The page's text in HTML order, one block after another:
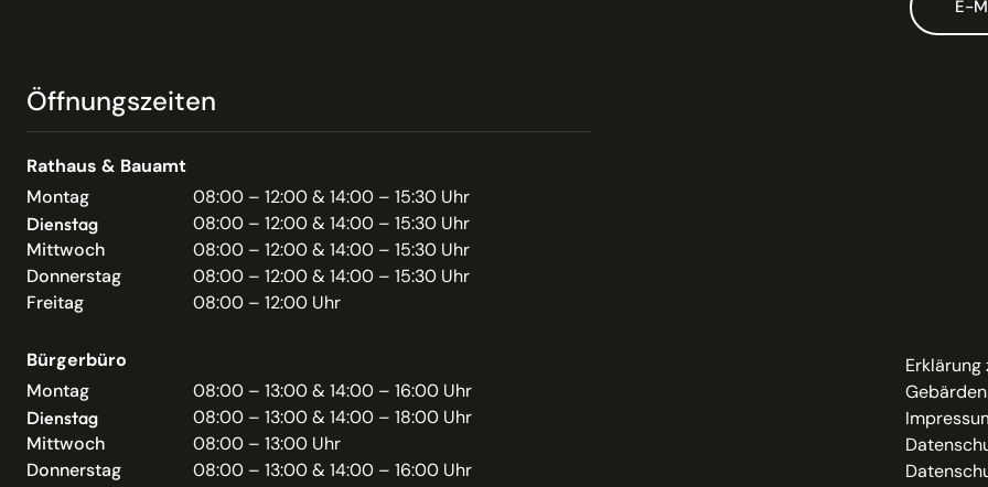
E-
Öffnungszeiten
Rathaus & Bauamt
Montag
08:00 – 12:00 & 14:00 – 15:30 Uhr
Dienstag
08:00 – 12:00 & 14:00 – 15:30 Uhr
Mittwoch
08:00 – 12:00 & 14:00 – 15:30 Uhr
Donnerstag
08:00 – 12:00 & 14:00 – 15:30 Uhr
Freitag
08:00 – 12:00 Uhr
Bürgerbüro
Montag
08:00 – 13:00 & 14:00 – 16:00 Uhr
Dienstag
08:00 – 13:00 & 14:00 – 18:00 Uhr
Mittwoch
08:00 – 13:00 Uhr
Donnerstag
08:00 – 13:00 & 14:00 – 16:00 Uhr